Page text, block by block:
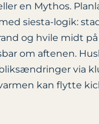
en Mythos.
siesta-logik:
og hvile midt på
om aftenen.
via
kan flytte